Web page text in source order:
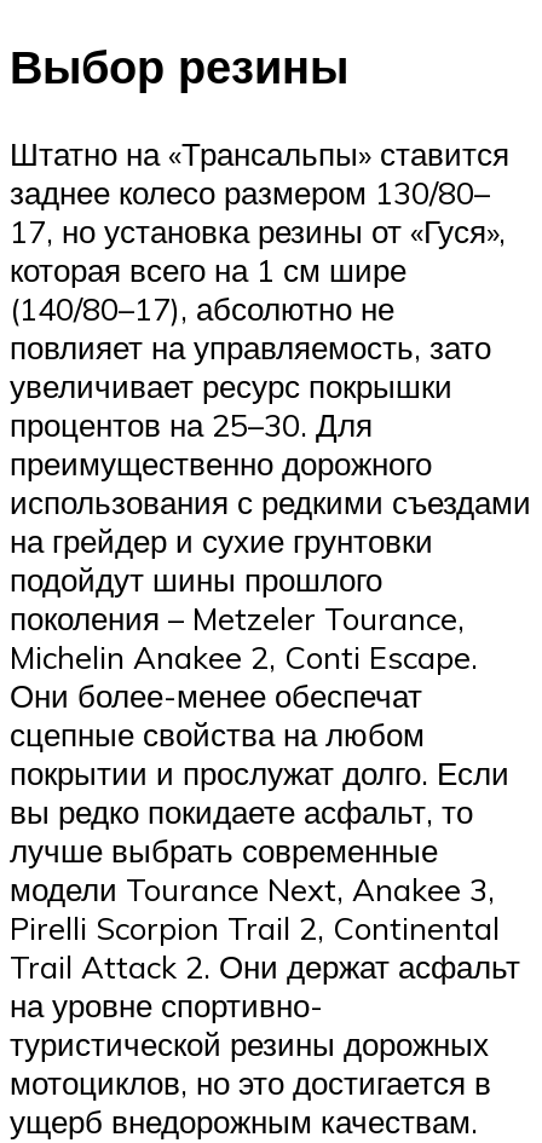
Выбор резины
Штатно на «Трансальпы» ставится
заднее колесо размером 130/80–
17, но установка резины от «Гуся»,
которая всего на 1 см шире
(140/80–17), абсолютно не
повлияет на управляемость, зато
увеличивает ресурс покрышки
процентов на 25–30. Для
преимущественно дорожного
использования с редкими съездами
на грейдер и сухие грунтовки
подойдут шины прошлого
поколения – Metzeler Tourance,
Michelin Anakee 2, Conti Escape.
Они более-менее обеспечат
сцепные свойства на любом
покрытии и прослужат долго. Если
вы редко покидаете асфальт, то
лучше выбрать современные
модели Tourance Next, Anakee 3,
Pirelli Scorpion Trail 2, Continental
Trail Attack 2. Они держат асфальт
на уровне спортивно-
туристической резины дорожных
мотоциклов, но это достигается в
ущерб внедорожным качествам.